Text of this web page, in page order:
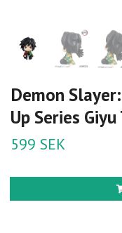
Demon
Up Series
599 SEK